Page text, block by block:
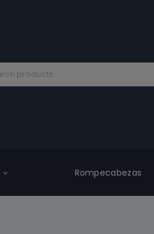
Rompecabezas